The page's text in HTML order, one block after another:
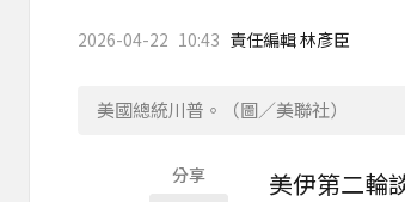
2026-04-22 10:43 責任編輯 林彥臣
美國總統川普。（圖／美聯社）
分享 美伊第二輪